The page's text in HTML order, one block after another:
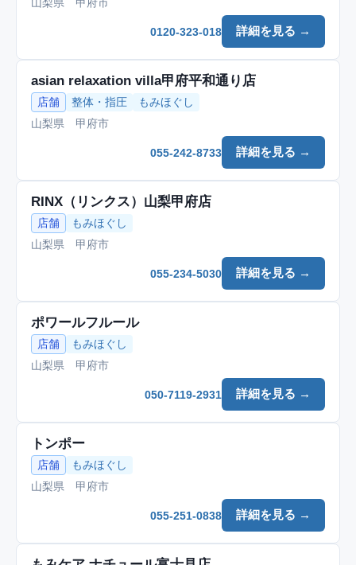
詳細を見る →
0120-323-018
asian relaxation villa甲府平和通り店
店舗 整体・指圧
もみほぐし
山梨県 甲府市
詳細を見る →
055-242-8733
RINX（リンクス）山梨甲府店
店舗
もみほぐし
山梨県 甲府市
詳細を見る →
055-234-5030
ポワールフルール
店舗
もみほぐし
山梨県 甲府市
詳細を見る →
050-7119-2931
トンポー
店舗
もみほぐし
山梨県 甲府市
詳細を見る →
055-251-0838